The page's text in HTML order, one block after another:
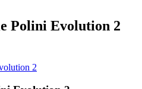
Polini Evolution 2